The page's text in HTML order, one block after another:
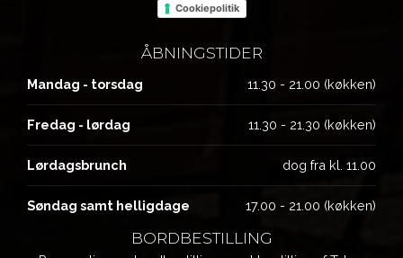
Cookiepolitik
ÅBNINGSTIDER
Mandag - torsdag 11.30 - 21.00 (køkken)
Fredag - lørdag 11.30 - 21.30 (køkken)
Lørdagsbrunch dog fra kl. 11.00
Søndag samt helligdage 17.00 - 21.00 (køkken)
BORDBESTILLING